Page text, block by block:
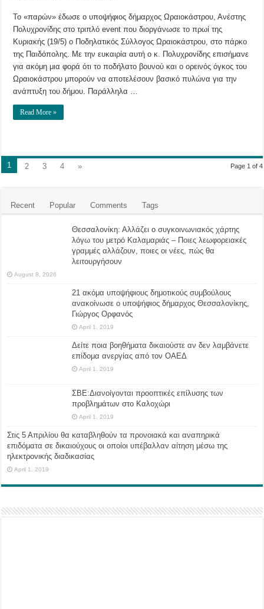
εκδηλώσεις
του
Ποδηλατικού
Συλλόγου
Ωραιοκάστρου
ο
υποψήφιος
δήμαρχος,
Ανέστης
Πολυχρονίδης
Το «παρών» έδωσε ο υποψήφιος δήμαρχος Ωραιοκάστρου, Ανέστης
Πολυχρονίδης στο τριπλό event που διοργάνωσε τo πρωί της
Κυριακής (19/5) ο Ποδηλατικός Σύλλογος Ωραιοκάστρου, στο πάρκο
της Παιδόπολης. Με την ευκαιρία αυτή ο κ. Πολυχρονίδης επισήμανε
για ακόμη μια φορά ότι το ποδήλατο βουνού και ο ορεινός όγκος του
Ωραιοκάστρου μπορούν να αποτελέσουν βασικό πυλώνα για την
ανάπτυξη του δήμου. Παράλληλα …
Read More »
Page 1 of 4
1 2 3 4 »
Recent Popular Comments Tags
Θεσσαλονίκη: Αλλάζει ο συγκοινωνιακός χάρτης
λόγω του μετρό Καλαμαριάς – Ποιες λεωφορειακές
γραμμές αλλάζουν, ποιες οι νέες, πώς θα
λειτουργήσουν
August 8, 2026
21 ακόμα υποψήφιους δημοτικούς συμβούλους
ανακοίνωσε ο υποψήφιος δήμαρχος Θεσσαλονίκης,
Γιώργος Ορφανός
April 1, 2019
Δείτε ποια βοηθήματα δικαιούστε αν δεν λαμβάνετε
επίδομα ανεργίας από τον ΟΑΕΔ
April 1, 2019
ΣΒΕ:Διανοίγονται προοπτικές επίλυσης των
προβλημάτων στο Καλοχώρι
April 1, 2019
Στις 5 Απριλίου θα καταβληθούν τα προνοιακά και αναπηρικά
επιδόματα σε δικαιούχους οι οποίοι υπέβαλλαν αίτηση μέσω της
ηλεκτρονικής διαδικασίας
April 1, 2019